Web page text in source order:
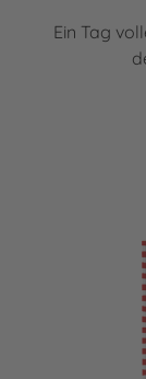
Ein Tag